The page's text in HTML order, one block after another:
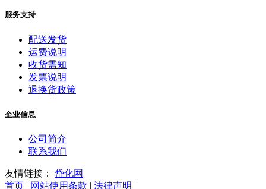
服务支持
配送发货
运费说明
收货需知
发票说明
退换货政策
企业信息
公司简介
联系我们
友情链接： 岱化网
首页 | 网站使用条款 | 法律声明 |